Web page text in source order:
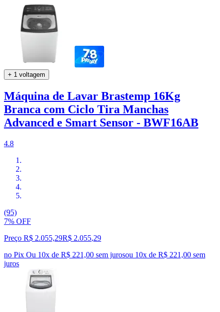
+ 1 voltagem
Máquina de Lavar Brastemp 16Kg
Branca com Ciclo Tira Manchas
Advanced e Smart Sensor - BWF16AB
4.8
(95)
7% OFF
Preço R$ 2.055,29R$ 2.055,29
no Pix Ou 10x de R$ 221,00 sem jurosou 10x de R$ 221,00 sem
juros